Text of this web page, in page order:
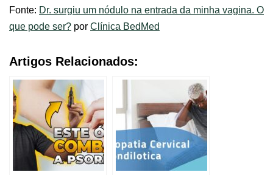
Fonte: Dr. surgiu um nódulo na entrada da minha vagina. O
que pode ser? por Clínica BedMed
Artigos Relacionados: